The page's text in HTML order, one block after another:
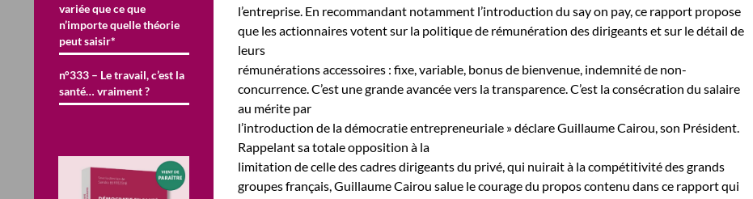
l’entreprise. En recommandant notamment l’introduction du say on pay, ce rapport propose
que les actionnaires votent sur la politique de rémunération des dirigeants et sur le détail de
leurs
rémunérations accessoires : fixe, variable, bonus de bienvenue, indemnité de non-
concurrence. C’est une grande avancée vers la transparence. C’est la consécration du salaire
au mérite par
l’introduction de la démocratie entrepreneuriale » déclare Guillaume Cairou, son Président.
Rappelant sa totale opposition à la
limitation de celle des cadres dirigeants du privé, qui nuirait à la compétitivité des grands
groupes français, Guillaume Cairou salue le courage du propos contenu dans ce rapport qui
variée que ce que
n’importe quelle théorie
peut saisir*
n°333 – Le travail, c’est la
santé… vraiment ?